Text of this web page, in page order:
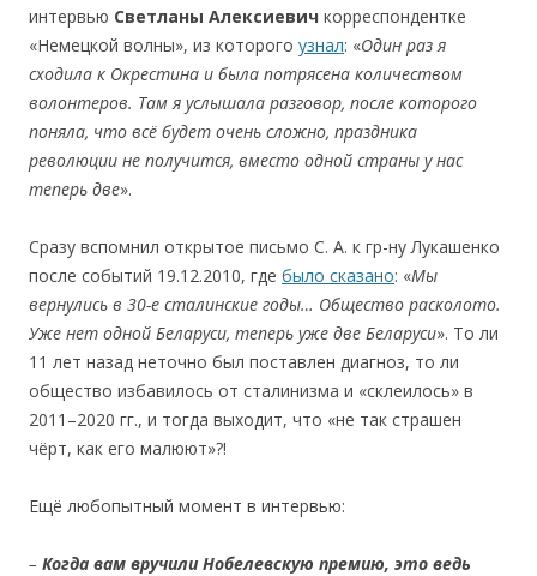
интервью Светланы Алексиевич корреспондентке
«Немецкой волны», из которого узнал: «Один раз я
сходила к Окрестина и была потрясена количеством
волонтеров. Там я услышала разговор, после которого
поняла, что всё будет очень сложно, праздника
революции не получится, вместо одной страны у нас
теперь две».
Сразу вспомнил открытое письмо С. А. к гр-ну Лукашенко
после событий 19.12.2010, где было сказано: «Мы
вернулись в 30-е сталинские годы… Общество расколото.
Уже нет одной Беларуси, теперь уже две Беларуси». То ли
11 лет назад неточно был поставлен диагноз, то ли
общество избавилось от сталинизма и «склеилось» в
2011–2020 гг., и тогда выходит, что «не так страшен
чёрт, как его малюют»?!
Ещё любопытный момент в интервью:
– Когда вам вручили Нобелевскую премию, это ведь